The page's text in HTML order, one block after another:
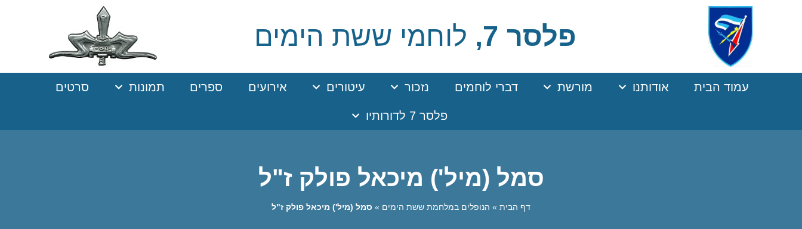
פלסר 7, לוחמי ששת הימים
עמוד הבית אודותנו מורשת דברי לוחמים נזכור עיטורים אירועים ספרים תמונות סרטים
פלסר 7 לדורותיו
סמל (מיל') מיכאל פולק ז"ל
דף הבית » הנופלים במלחמת ששת הימים » סמל (מיל') מיכאל פולק ז"ל